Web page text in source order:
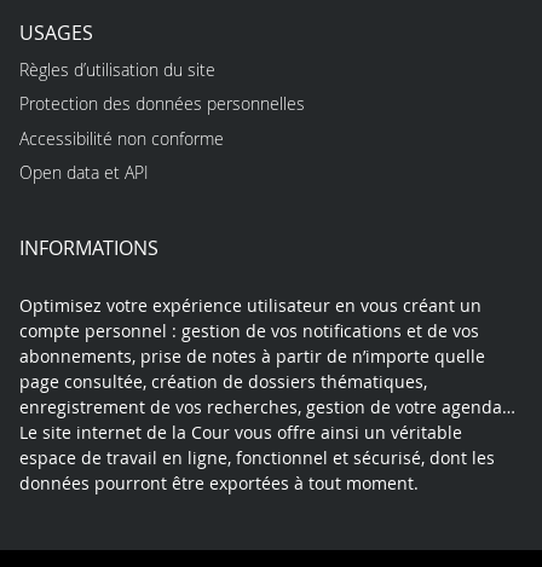
USAGES
Règles d’utilisation du site
Protection des données personnelles
Accessibilité non conforme
Open data et API
INFORMATIONS
Optimisez votre expérience utilisateur en vous créant un
compte personnel : gestion de vos notifications et de vos
abonnements, prise de notes à partir de n’importe quelle
page consultée, création de dossiers thématiques,
enregistrement de vos recherches, gestion de votre agenda…
Le site internet de la Cour vous offre ainsi un véritable
espace de travail en ligne, fonctionnel et sécurisé, dont les
données pourront être exportées à tout moment.